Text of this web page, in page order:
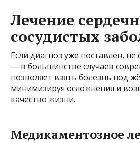
Лечение
сосудистых
Если диагноз уже поставлен,
— в большинстве случаев
позволяет взять болезнь под
минимизируя осложнения и
качество жизни.
Медикаментозное